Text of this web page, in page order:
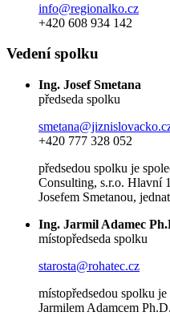
info@regionalko.cz
+420 608 934 142
Vedení spolku
Ing. Josef Smetana
předseda spolku
+420 777 328 052
předsedou spolku je
Consulting, s.r.o. Hlavní
Josefem Smetanou,
Ing. Jarmil Adamec
místopředseda spolku
starosta@rohatec.cz
místopředsedou spolku
Jarmilem Adamcem